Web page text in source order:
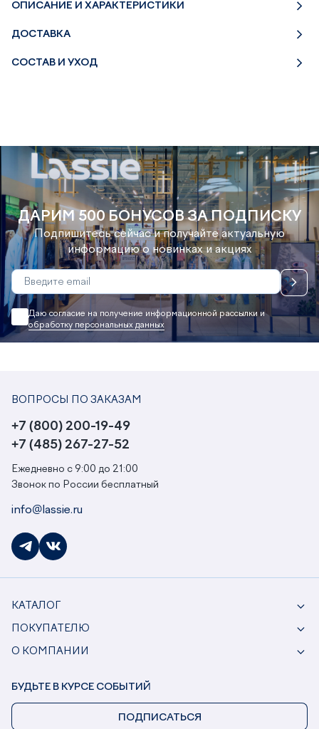
ОПИСАНИЕ И ХАРАКТЕРИСТИКИ
ДОСТАВКА
СОСТАВ И УХОД
ДАРИМ 500 БОНУСОВ ЗА ПОДПИСКУ
Подпишитесь сейчас и получайте актуальную
информацию о новинках и акциях
Даю согласие на получение информационной рассылки и
обработку персональных данных
ВОПРОСЫ ПО ЗАКАЗАМ
+7 (800) 200-19-49
+7 (485) 267-27-52
Ежедневно с 9:00 до 21:00
Звонок по России бесплатный
info@lassie.ru
КАТАЛОГ
ПОКУПАТЕЛЮ
О КОМПАНИИ
БУДЬТЕ В КУРСЕ СОБЫТИЙ
ПОДПИСАТЬСЯ